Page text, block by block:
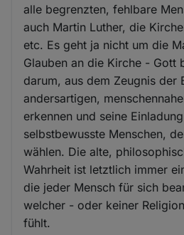
alle begrenzten, fehlbare
auch Martin Luther, die
etc. Es geht ja nicht um die
Glauben an die Kirche - Gott
darum, aus dem Zeugnis der
andersartigen,
erkennen und seine
selbstbewusste Menschen,
wählen. Die alte,
Wahrheit ist letztlich immer
die jeder Mensch für sich
welcher - oder keiner
fühlt.